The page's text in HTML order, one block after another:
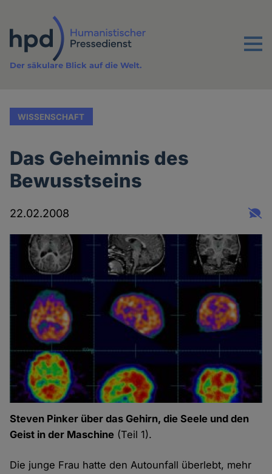
Inhalt
Menu
Der säkulare Blick auf die Welt.
WISSENSCHAFT
Das Geheimnis des
Bewusstseins
22.02.2008
Steven Pinker über das Gehirn, die Seele und den
Geist in der Maschine (Teil 1).
Die junge Frau hatte den Autounfall überlebt, mehr